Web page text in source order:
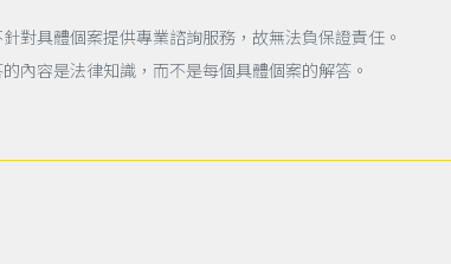
對具體個案提供專業諮詢服務，故無法負保證責任。
內容是法律知識，而不是每個具體個案的解答。